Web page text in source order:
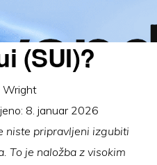
(SUI)?
Wright
8. januar 2026
niste pripravljeni izgubiti
To je naložba z visokim